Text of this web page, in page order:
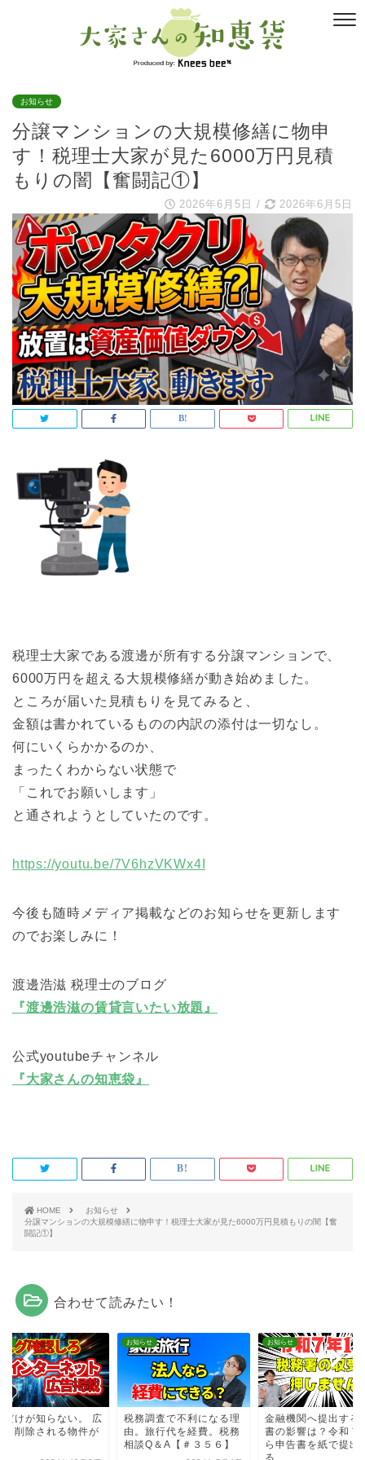
お知らせ
分譲マンションの大規模修繕に物申
す！税理士大家が見た6000万円見積
もりの闇【奮闘記①】
2026年6月5日 / 2026年6月5日
税理士大家である渡邊が所有する分譲マンションで、
6000万円を超える大規模修繕が動き始めました。
ところが届いた見積もりを見てみると、
金額は書かれているものの内訳の添付は一切なし。
何にいくらかかるのか、
まったくわからない状態で
「これでお願いします」
と通されようとしていたのです。
https://youtu.be/7V6hzVKWx4I
今後も随時メディア掲載などのお知らせを更新します
のでお楽しみに！
渡邊浩滋 税理士のブログ
『渡邊浩滋の賃貸言いたい放題』
公式youtubeチャンネル
『大家さんの知恵袋』
HOME
お知らせ
分譲マンションの大規模修繕に物申す！税理士大家が見た6000万円見積もりの闇【奮
闘記①】
合わせて読みたい！
だけが知らない。 広
ら削除される物件が
お知らせ
税務調査で不利になる理
由。旅行代を経費。税務
相談Q＆A【＃３５６】
お知らせ
金融機関へ提出する
書の影響は？令和７
ら申告書を紙で提出